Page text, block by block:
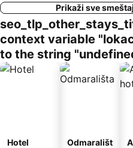
Prikaži sve
context variable
to the string
Hotel
Odmarališt